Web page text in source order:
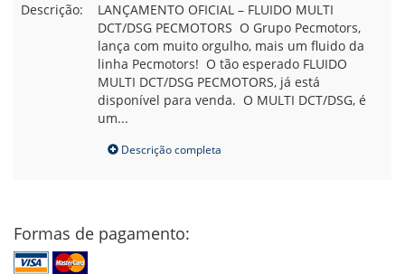
Descrição:
LANÇAMENTO OFICIAL – FLUIDO MULTI
DCT/DSG PECMOTORS O Grupo Pecmotors,
lança com muito orgulho, mais um fluido da
linha Pecmotors! O tão esperado FLUIDO
MULTI DCT/DSG PECMOTORS, já está
disponível para venda. O MULTI DCT/DSG, é
um...
Descrição completa
Formas de pagamento: